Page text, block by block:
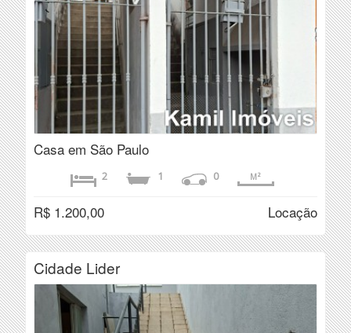
Casa em São Paulo
2 1 0 M²
R$ 1.200,00 Locação
Cidade Lider